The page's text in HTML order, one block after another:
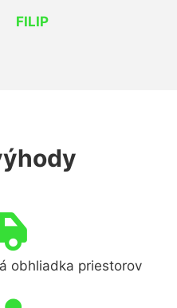
FILIP
obhliadka priestorov